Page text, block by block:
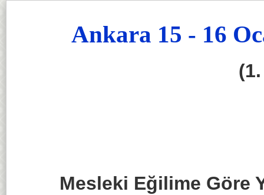
Ankara 15 - 16
Mesleki Eğilime Göre